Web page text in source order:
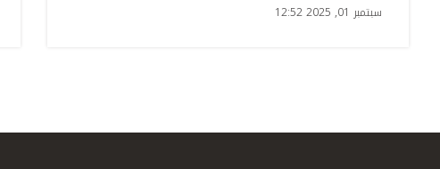
سبتمبر 01, 2025 12:52